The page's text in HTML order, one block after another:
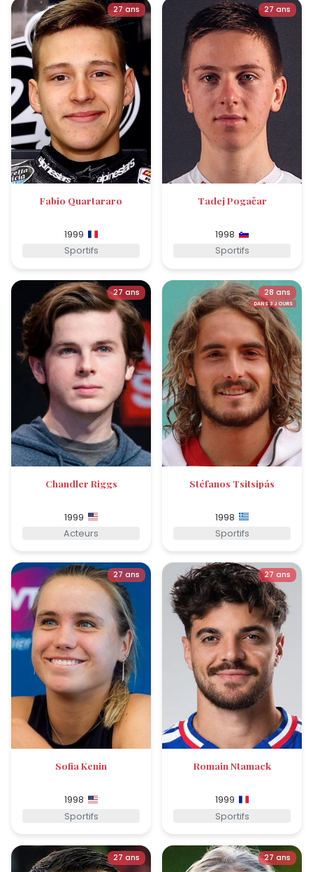
27 ans
Fabio Quartararo
1999
Sportifs
27 ans
Tadej Pogačar
1998
Sportifs
27 ans
Chandler Riggs
1999
Acteurs
28 ans
DANS 3 JOURS
Stéfanos Tsitsipás
1998
Sportifs
27 ans
Sofia Kenin
1998
Sportifs
27 ans
Romain Ntamack
1999
Sportifs
27 ans 27 ans